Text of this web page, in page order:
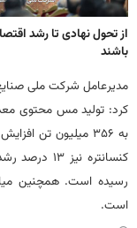
از تحول نهادی تا رشد
باشند
مدیرعامل شرکت ملی
است.